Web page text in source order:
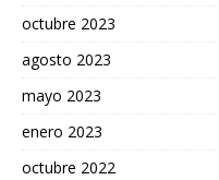
octubre 2023
agosto 2023
mayo 2023
enero 2023
octubre 2022